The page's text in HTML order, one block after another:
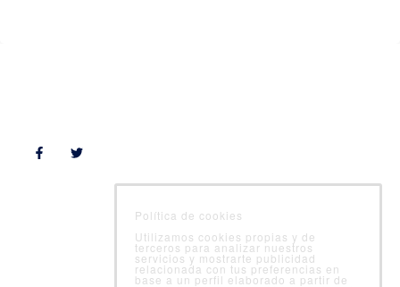
Departamentos
Calidad alimentaria
Sanidad ambiental
Área cliente
Política de cookies
Utilizamos cookies propias y de
terceros para analizar nuestros
servicios y mostrarte publicidad
relacionada con tus preferencias en
base a un perfil elaborado a partir de